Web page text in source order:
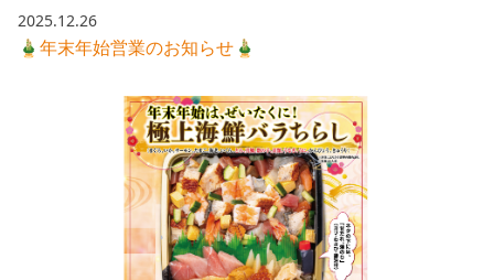
2025.12.26
🎍年末年始営業のお知らせ🎍